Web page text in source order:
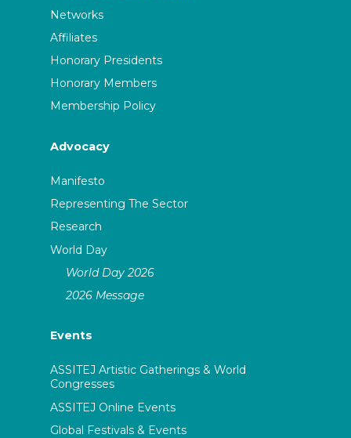
Networks
Affiliates
Honorary Presidents
Honorary Members
Membership Policy
Advocacy
Manifesto
Representing The Sector
Research
World Day
World Day 2026
2026 Message
Events
ASSITEJ Artistic Gatherings & World
Congresses
ASSITEJ Online Events
Global Festivals & Events